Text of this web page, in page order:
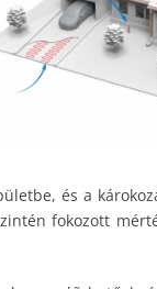
és a
fokozott